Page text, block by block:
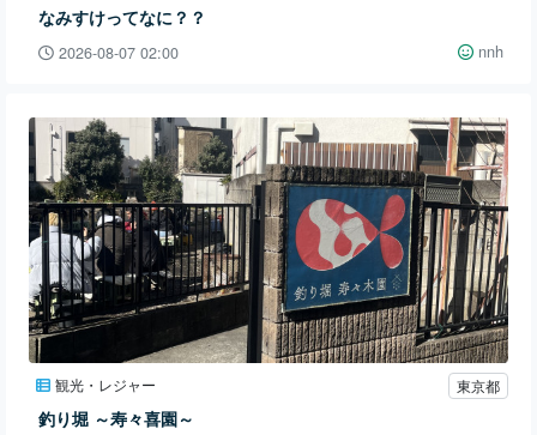
なみすけってなに？？
2026-08-07 02:00 nnh
観光・レジャー 東京都
釣り堀 ～寿々喜園～